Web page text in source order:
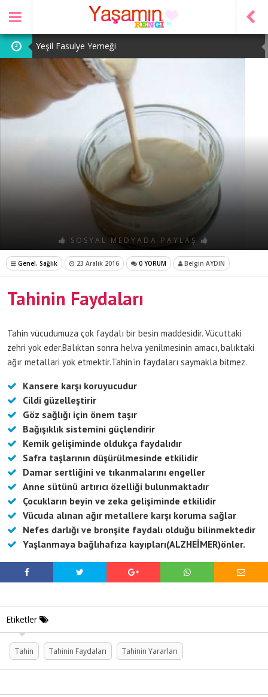
Yeşil Fasulye Yemeği
Patates Kavurması
Şeker Pare
Yeşil Mercimek Yemeği
Tarhana Çorbası
SOSYAL MEDYADA PAYLAŞ
Genel, Sağlık 23 Aralık 2016 0 YORUM Belgin AYDIN
Tahinin Faydaları
Tahin vücudumuza çok faydalı bir besin maddesidir. Vücuttaki
zehri yok eder.Balıktan sonra helva yenilmesinin amacı, balıktaki
ağır metallari yok etmektir.Tahin’in faydaları saymakla bitmez.
Kansere karşı koruyucudur
Cildi güzelleştirir
Göz sağlığı için önem taşır
Bağışıklık sistemini güçlendirir
Kemik gelişiminde oldukça faydalıdır
Safra taşlarının düşürülmesinde etkilidir
Damar sertliğini ve tıkanmalarını engeller
Anne sütünü artırıcı özelliği bulunmaktadır
Çocukların beyin ve zeka gelişiminde etkilidir
Vücuda alınan ağır metallere karşı koruma sağlar
Nefes darlığı ve bronşite faydalı olduğu bilinmektedir
Yaşlanmaya bağlıhafıza kayıpları(ALZHEİMER)önler.
Etiketler
Tahin Tahinin Faydaları Tahinin Yararları